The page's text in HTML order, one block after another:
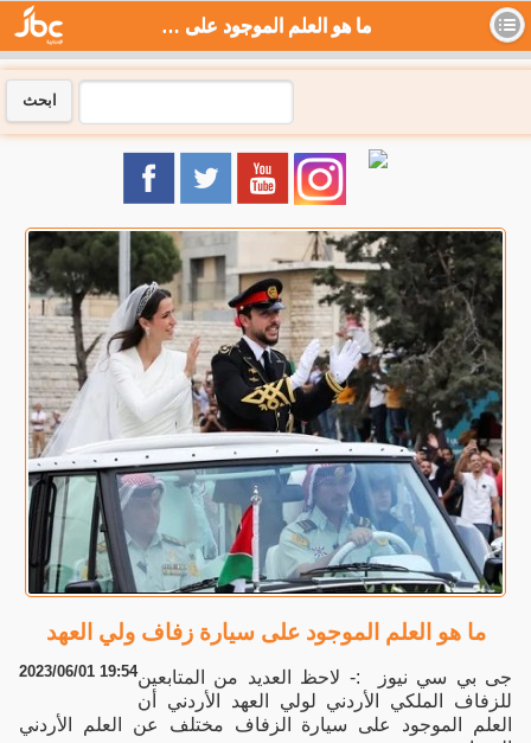
ما هو العلم الموجود على سيارة زفاف ولي العهد - جي بي سي نيوز
ابحث
ما هو العلم الموجود على سيارة زفاف ولي العهد
2023/06/01 19:54جى بي سي نيوز :- لاحظ العديد من المتابعين
للزفاف الملكي الأردني لولي العهد الأردني أن
العلم الموجود على سيارة الزفاف مختلف عن العلم الأردني